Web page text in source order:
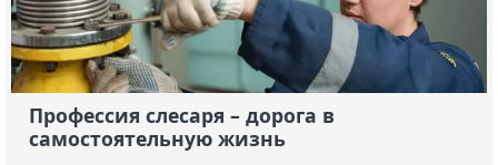
Профессия слесаря – дорога в
самостоятельную жизнь